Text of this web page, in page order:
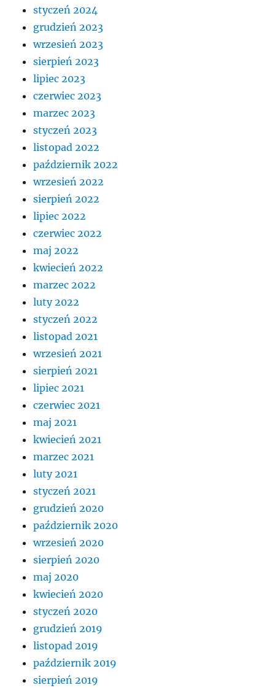
styczeń 2024
grudzień 2023
wrzesień 2023
sierpień 2023
lipiec 2023
czerwiec 2023
marzec 2023
styczeń 2023
listopad 2022
październik 2022
wrzesień 2022
sierpień 2022
lipiec 2022
czerwiec 2022
maj 2022
kwiecień 2022
marzec 2022
luty 2022
styczeń 2022
listopad 2021
wrzesień 2021
sierpień 2021
lipiec 2021
czerwiec 2021
maj 2021
kwiecień 2021
marzec 2021
luty 2021
styczeń 2021
grudzień 2020
październik 2020
wrzesień 2020
sierpień 2020
maj 2020
kwiecień 2020
styczeń 2020
grudzień 2019
listopad 2019
październik 2019
sierpień 2019